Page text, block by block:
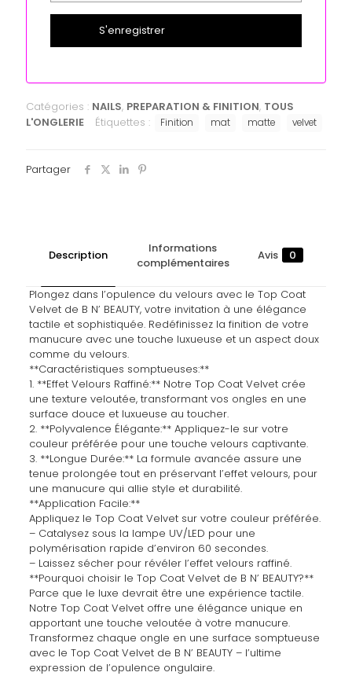
S'enregistrer
Catégories : NAILS, PREPARATION & FINITION, TOUS
L'ONGLERIE
Étiquettes : Finition mat matte velvet
Partager
Description
Informations
complémentaires
Avis 0
Plongez dans l’opulence du velours avec le Top Coat
Velvet de B N’ BEAUTY, votre invitation à une élégance
tactile et sophistiquée. Redéfinissez la finition de votre
manucure avec une touche luxueuse et un aspect doux
comme du velours.
**Caractéristiques somptueuses:**
1. **Effet Velours Raffiné:** Notre Top Coat Velvet crée
une texture veloutée, transformant vos ongles en une
surface douce et luxueuse au toucher.
2. **Polyvalence Élégante:** Appliquez-le sur votre
couleur préférée pour une touche velours captivante.
3. **Longue Durée:** La formule avancée assure une
tenue prolongée tout en préservant l’effet velours, pour
une manucure qui allie style et durabilité.
**Application Facile:**
Appliquez le Top Coat Velvet sur votre couleur préférée.
– Catalysez sous la lampe UV/LED pour une
polymérisation rapide d’environ 60 secondes.
– Laissez sécher pour révéler l’effet velours raffiné.
**Pourquoi choisir le Top Coat Velvet de B N’ BEAUTY?**
Parce que le luxe devrait être une expérience tactile.
Notre Top Coat Velvet offre une élégance unique en
apportant une touche veloutée à votre manucure.
Transformez chaque ongle en une surface somptueuse
avec le Top Coat Velvet de B N’ BEAUTY – l’ultime
expression de l’opulence ongulaire.